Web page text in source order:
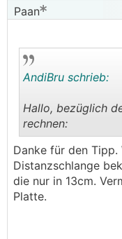
Paan
AndiBru schrieb:
Hallo, bezüglich
rechnen:
3cm Distanz
1,2cm eisenmatte
10cm Distanz
1,2cm eisenmatte
Danke für den
Distanzschlange
die nur in 13cm.
Platte.